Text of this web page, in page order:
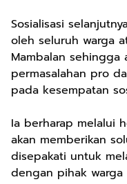
Sosialisasi
oleh seluruh warga
Mambalan sehingga
permasalahan pro
pada kesempatan
Ia berharap melalui
akan memberikan
disepakati untuk
dengan pihak warga